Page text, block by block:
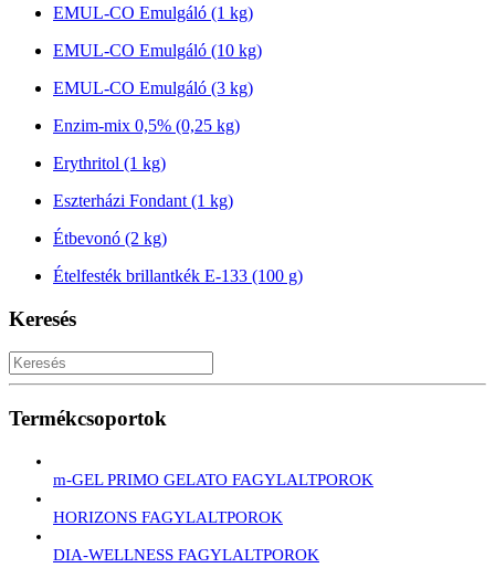
EMUL-CO Emulgáló (1 kg)
EMUL-CO Emulgáló (10 kg)
EMUL-CO Emulgáló (3 kg)
Enzim-mix 0,5% (0,25 kg)
Erythritol (1 kg)
Eszterházi Fondant (1 kg)
Étbevonó (2 kg)
Ételfesték brillantkék E-133 (100 g)
Keresés
Termékcsoportok
m-GEL PRIMO GELATO FAGYLALTPOROK
HORIZONS FAGYLALTPOROK
DIA-WELLNESS FAGYLALTPOROK